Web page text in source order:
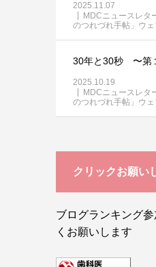
2025.11.07
MDCニュースレタ
のつれづれ手帖」ウェ
30年と30秒 〜第
2025.10.19
MDCニュースレタ
のつれづれ手帖」ウェ
クリックお願い
ブログランキング
くお願いします